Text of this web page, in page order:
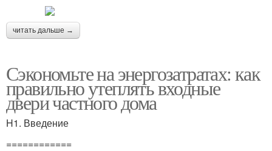
читать дальше →
Сэкономьте на энергозатратах: как
правильно утеплять входные
двери частного дома
H1. Введение
============